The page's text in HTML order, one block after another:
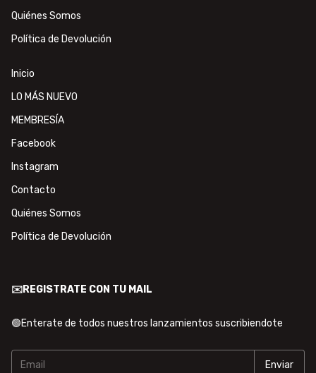
Quiénes Somos
Política de Devolución
Inicio
LO MÁS NUEVO
MEMBRESÍA
Facebook
Instagram
Contacto
Quiénes Somos
Política de Devolución
✉️REGISTRATE CON TU MAIL
🟢Enterate de todos nuestros lanzamientos suscribiendote